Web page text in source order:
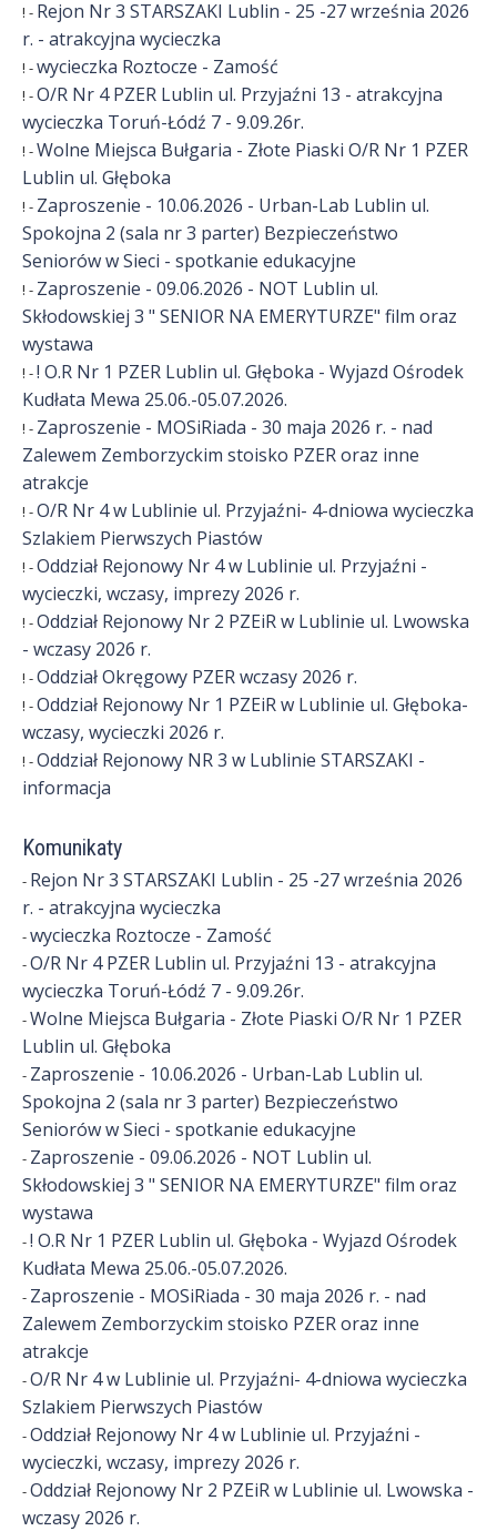
m
w
w
! - Rejon Nr 3 STARSZAKI Lublin - 25 -27 września 2026
r. - atrakcyjna wycieczka
! -wycieczka Roztocze - Zamość
! -O/R Nr 4 PZER Lublin ul. Przyjaźni 13 - atrakcyjna
wycieczka Toruń-Łódź 7 - 9.09.26r.
! -Wolne Miejsca Bułgaria - Złote Piaski O/R Nr 1 PZER
Lublin ul. Głęboka
! - Zaproszenie - 10.06.2026 - Urban-Lab Lublin ul.
Spokojna 2 (sala nr 3 parter) Bezpieczeństwo
Seniorów w Sieci - spotkanie edukacyjne
! - Zaproszenie - 09.06.2026 - NOT Lublin ul.
Skłodowskiej 3 " SENIOR NA EMERYTURZE" film oraz
wystawa
! -! O.R Nr 1 PZER Lublin ul. Głęboka - Wyjazd Ośrodek
Kudłata Mewa 25.06.-05.07.2026.
! - Zaproszenie - MOSiRiada - 30 maja 2026 r. - nad
Zalewem Zemborzyckim stoisko PZER oraz inne
atrakcje
! -O/R Nr 4 w Lublinie ul. Przyjaźni- 4-dniowa wycieczka
Szlakiem Pierwszych Piastów
! -Oddział Rejonowy Nr 4 w Lublinie ul. Przyjaźni -
wycieczki, wczasy, imprezy 2026 r.
! -Oddział Rejonowy Nr 2 PZEiR w Lublinie ul. Lwowska
- wczasy 2026 r.
! -Oddział Okręgowy PZER wczasy 2026 r.
! -Oddział Rejonowy Nr 1 PZEiR w Lublinie ul. Głęboka-
wczasy, wycieczki 2026 r.
! -Oddział Rejonowy NR 3 w Lublinie STARSZAKI -
informacja
Komunikaty
- Rejon Nr 3 STARSZAKI Lublin - 25 -27 września 2026
r. - atrakcyjna wycieczka
-wycieczka Roztocze - Zamość
-O/R Nr 4 PZER Lublin ul. Przyjaźni 13 - atrakcyjna
wycieczka Toruń-Łódź 7 - 9.09.26r.
-Wolne Miejsca Bułgaria - Złote Piaski O/R Nr 1 PZER
Lublin ul. Głęboka
- Zaproszenie - 10.06.2026 - Urban-Lab Lublin ul.
Spokojna 2 (sala nr 3 parter) Bezpieczeństwo
Seniorów w Sieci - spotkanie edukacyjne
- Zaproszenie - 09.06.2026 - NOT Lublin ul.
Skłodowskiej 3 " SENIOR NA EMERYTURZE" film oraz
wystawa
-! O.R Nr 1 PZER Lublin ul. Głęboka - Wyjazd Ośrodek
Kudłata Mewa 25.06.-05.07.2026.
- Zaproszenie - MOSiRiada - 30 maja 2026 r. - nad
Zalewem Zemborzyckim stoisko PZER oraz inne
atrakcje
-O/R Nr 4 w Lublinie ul. Przyjaźni- 4-dniowa wycieczka
Szlakiem Pierwszych Piastów
-Oddział Rejonowy Nr 4 w Lublinie ul. Przyjaźni -
wycieczki, wczasy, imprezy 2026 r.
-Oddział Rejonowy Nr 2 PZEiR w Lublinie ul. Lwowska -
wczasy 2026 r.